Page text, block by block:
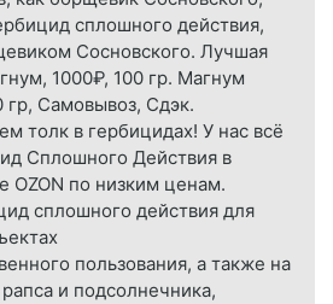
сплошного действия,
Сосновского. Лучшая
1000₽, 100 гр. Магнум
Самовывоз, Сдэк.
толк в гербицидах! У нас всё
Сплошного Действия в
OZON по низким ценам.
сплошного действия для
пользования, а также на
и подсолнечника,